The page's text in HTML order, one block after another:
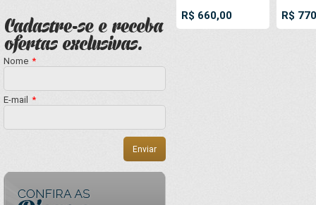
Nome *
E-mail *
500gr/m² Capa
R$ 660,00
500gr/
R$